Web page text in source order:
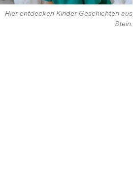
Hier entdecken Kinder Geschichten aus
Stein.